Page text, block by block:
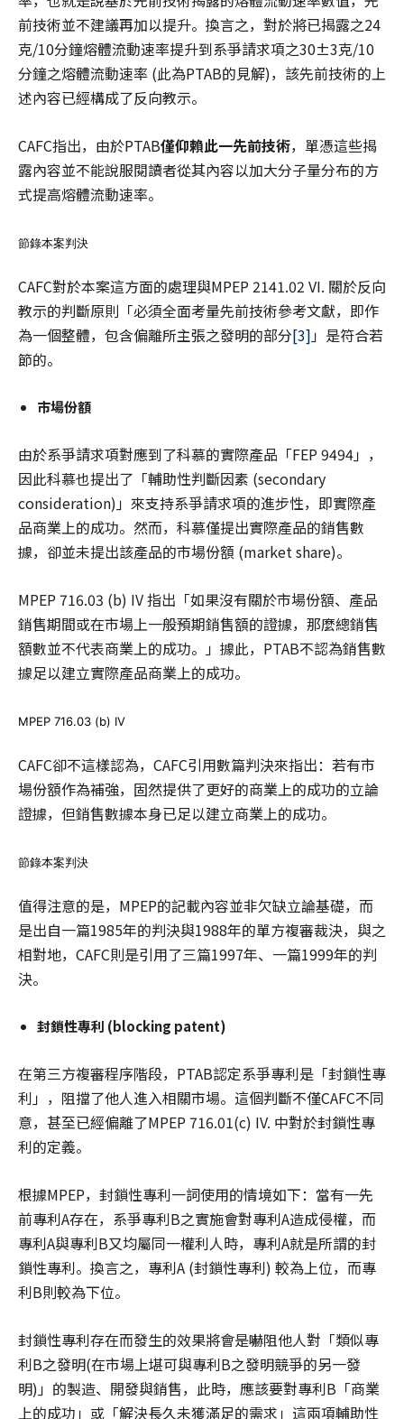
前技術並不建議再加以提升。換言之，對於將已揭露之24
克/10分鐘熔體流動速率提升到系爭請求項之30±3克/10
分鐘之熔體流動速率 (此為PTAB的見解)，該先前技術的上
述內容已經構成了反向教示。
CAFC指出，由於PTAB僅仰賴此一先前技術，單憑這些揭
露內容並不能說服閱讀者從其內容以加大分子量分布的方
式提高熔體流動速率。
節錄本案判決
CAFC對於本案這方面的處理與MPEP 2141.02 VI. 關於反向
教示的判斷原則「必須全面考量先前技術參考文獻，即作
為一個整體，包含偏離所主張之發明的部分[3] 」是符合若
節的。
市場份額
由於系爭請求項對應到了科慕的實際產品「FEP 9494」，
因此科慕也提出了「輔助性判斷因素 (secondary
consideration)」來支持系爭請求項的進步性，即實際產
品商業上的成功。然而，科慕僅提出實際產品的銷售數
據，卻並未提出該產品的市場份額 (market share)。
MPEP 716.03 (b) IV 指出「如果沒有關於市場份額、產品
銷售期間或在市場上一般預期銷售額的證據，那麼總銷售
額數並不代表商業上的成功。」據此，PTAB不認為銷售數
據足以建立實際產品商業上的成功。
MPEP 716.03 (b) IV
CAFC卻不這樣認為，CAFC引用數篇判決來指出：若有市
場份額作為補強，固然提供了更好的商業上的成功的立論
證據，但銷售數據本身已足以建立商業上的成功。
節錄本案判決
值得注意的是，MPEP的記載內容並非欠缺立論基礎，而
是出自一篇1985年的判決與1988年的單方複審裁決，與之
相對地，CAFC則是引用了三篇1997年、一篇1999年的判
決。
封鎖性專利 (blocking patent)
在第三方複審程序階段，PTAB認定系爭專利是「封鎖性專
利」，阻擋了他人進入相關市場。這個判斷不僅CAFC不同
意，甚至已經偏離了MPEP 716.01(c) IV. 中對於封鎖性專
利的定義。
根據MPEP，封鎖性專利一詞使用的情境如下：當有一先
前專利A存在，系爭專利B之實施會對專利A造成侵權，而
專利A與專利B又均屬同一權利人時，專利A就是所謂的封
鎖性專利。換言之，專利A (封鎖性專利) 較為上位，而專
利B則較為下位。
封鎖性專利存在而發生的效果將會是嚇阻他人對「類似專
利B之發明(在市場上堪可與專利B之發明競爭的另一發
明)」的製造、開發與銷售，此時，應該要對專利B「商業
上的成功」或「解決長久未獲滿足的需求」這兩項輔助性